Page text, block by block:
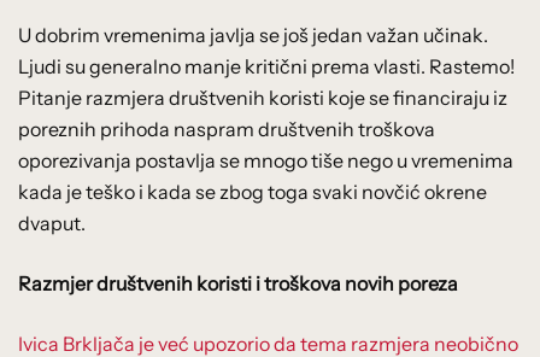
U dobrim vremenima javlja se još jedan važan učinak.
Ljudi su generalno manje kritični prema vlasti. Rastemo!
Pitanje razmjera društvenih koristi koje se financiraju iz
poreznih prihoda naspram društvenih troškova
oporezivanja postavlja se mnogo tiše nego u vremenima
kada je teško i kada se zbog toga svaki novčić okrene
dvaput.
Razmjer društvenih koristi i troškova novih poreza
Ivica Brkljača je već upozorio da tema razmjera neobično